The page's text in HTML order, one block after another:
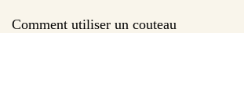
Comment utiliser un couteau